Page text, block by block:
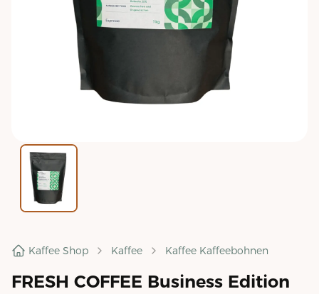
Kaffee Shop Kaffee Kaffee Kaffeebohnen
FRESH COFFEE Business Edition